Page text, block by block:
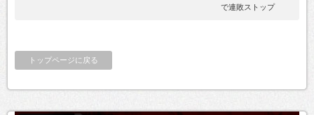
で連敗ストップ
トップページに戻る